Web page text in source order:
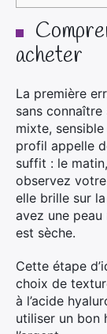
acheter
La première
sans connaître
mixte,
profil appelle
suffit : le
observez
elle brille sur
avez une
est sèche.
Cette étape
choix de
à l’acide
utiliser un bon